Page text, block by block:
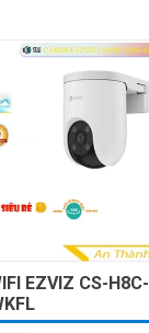
EZVIZ CS-H8C-